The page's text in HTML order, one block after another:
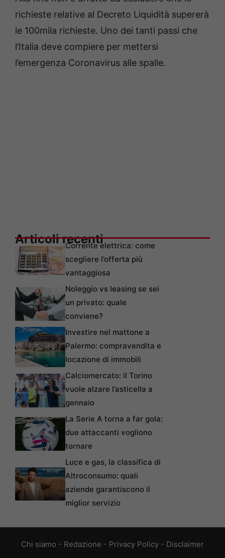
richieste relative al Decreto Liquidità supererà
le 100mila richieste. Uno dei tanti passi che
l’Italia deve compiere per mettersi
l’emergenza Coronavirus alle spalle.
Articoli recentiCorrente elettrica: come
scegliere l’offerta più
vantaggiosa
Noleggio vs leasing se sei
un privato: quale
conviene?
Investire nel mattone a
Palermo: compravendita e
locazione di immobili
Calciomercato: il Torino
vuole alzare l’asticella a
gennaio
La Serie A torna a far gola:
due attaccanti vogliono
tornare
Luce e gas, la classifica di
Altroconsumo: quali
aziende garantiscono il
miglior servizio
Chi siamo - Redazione - Privacy Policy - Disclaimer